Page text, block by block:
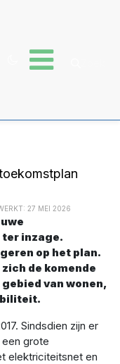
27 MEI 2026
inzage.
op het plan.
de komende
van wonen,
grote
elektriciteitsnet en